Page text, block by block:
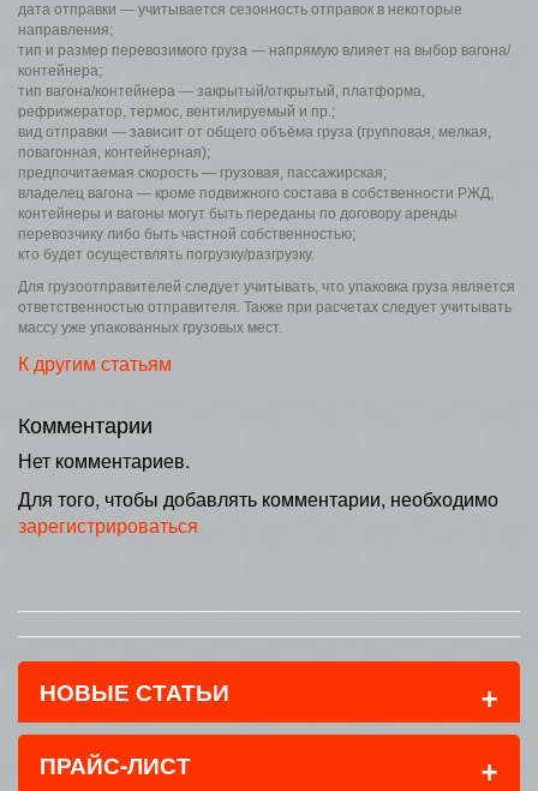
дата отправки — учитывается сезонность отправок в некоторые
направления;
тип и размер перевозимого груза — напрямую влияет на выбор вагона/
контейнера;
тип вагона/контейнера — закрытый/открытый, платформа,
рефрижератор, термос, вентилируемый и пр.;
вид отправки — зависит от общего объёма груза (групповая, мелкая,
повагонная, контейнерная);
предпочитаемая скорость — грузовая, пассажирская;
владелец вагона — кроме подвижного состава в собственности РЖД,
контейнеры и вагоны могут быть переданы по договору аренды
перевозчику либо быть частной собственностью;
кто будет осуществлять погрузку/разгрузку.
Для грузоотправителей следует учитывать, что упаковка груза является
ответственностью отправителя. Также при расчетах следует учитывать
массу уже упакованных грузовых мест.
К другим статьям
Комментарии
Нет комментариев.
Для того, чтобы добавлять комментарии, необходимо
зарегистрироваться
НОВЫЕ СТАТЬИ +
ПРАЙС-ЛИСТ +